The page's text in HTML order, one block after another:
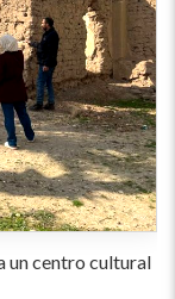
un centro cultural